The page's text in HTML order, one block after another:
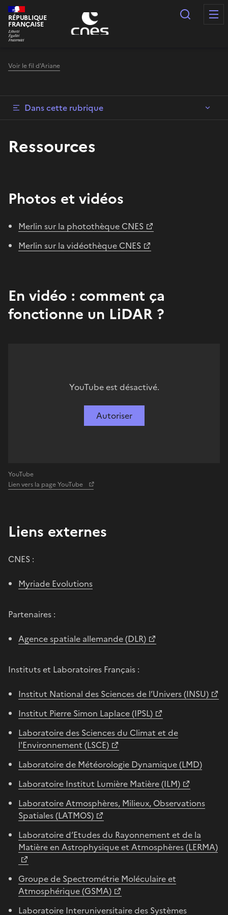
Panneau de gestion des cookies
RÉPUBLIQUE
FRANÇAISE
Voir le fil d'Ariane
Dans cette rubrique
Ressources
Photos et vidéos
Merlin sur la photothèque CNES
Merlin sur la vidéothèque CNES
En vidéo : comment ça
fonctionne un LiDAR ?
YouTube est désactivé.
Autoriser
YouTube
Lien vers la page YouTube
Liens externes
CNES :
Myriade Evolutions
Partenaires :
Agence spatiale allemande (DLR)
Instituts et Laboratoires Français :
Institut National des Sciences de l’Univers (INSU)
Institut Pierre Simon Laplace (IPSL)
Laboratoire des Sciences du Climat et de
l'Environnement (LSCE)
Laboratoire de Météorologie Dynamique (LMD)
Laboratoire Institut Lumière Matière (ILM)
Laboratoire Atmosphères, Milieux, Observations
Spatiales (LATMOS)
Laboratoire d’Etudes du Rayonnement et de la
Matière en Astrophysique et Atmosphères (LERMA)
Groupe de Spectrométrie Moléculaire et
Atmosphérique (GSMA)
Laboratoire Interuniversitaire des Systèmes